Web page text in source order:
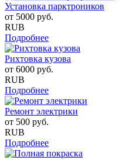
Установка парктроников
от 5000 руб.
RUB
Подробнее
Рихтовка кузова
от 6000 руб.
RUB
Подробнее
Ремонт электрики
от 500 руб.
RUB
Подробнее